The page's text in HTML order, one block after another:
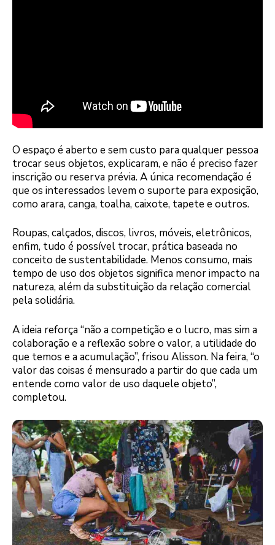
O espaço é aberto e sem custo para qualquer pessoa
trocar seus objetos, explicaram, e não é preciso fazer
inscrição ou reserva prévia. A única recomendação é
que os interessados levem o suporte para exposição,
como arara, canga, toalha, caixote, tapete e outros.
Roupas, calçados, discos, livros, móveis, eletrônicos,
enfim, tudo é possível trocar, prática baseada no
conceito de sustentabilidade. Menos consumo, mais
tempo de uso dos objetos significa menor impacto na
natureza, além da substituição da relação comercial
pela solidária.
A ideia reforça “não a competição e o lucro, mas sim a
colaboração e a reflexão sobre o valor, a utilidade do
que temos e a acumulação”, frisou Alisson. Na feira, “o
valor das coisas é mensurado a partir do que cada um
entende como valor de uso daquele objeto”,
completou.